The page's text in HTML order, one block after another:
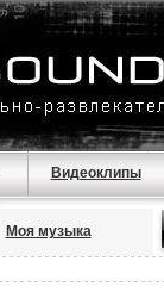
Видеоклипы
Моя музыка